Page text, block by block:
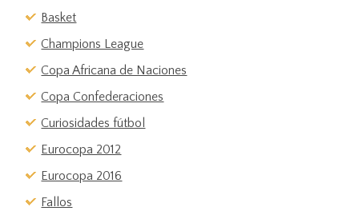
Basket
Champions League
Copa Africana de Naciones
Copa Confederaciones
Curiosidades fútbol
Eurocopa 2012
Eurocopa 2016
Fallos